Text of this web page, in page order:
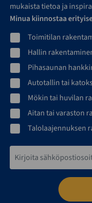
mukaista tietoa ja
Minua kiinnostaa
Toimitilan
Hallin
Pihasaunan
Autotallin tai
Mökin tai huvilan
Aitan tai varaston
Talolaajennuksen